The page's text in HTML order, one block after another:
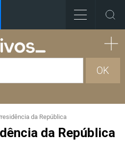
OK
da República
da República